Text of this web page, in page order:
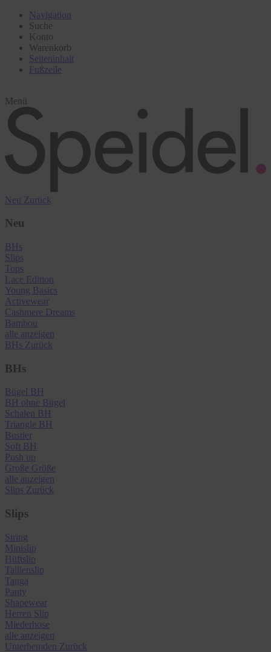
Navigation
Suche
Konto
Warenkorb
Seiteninhalt
Fußzeile
Menü
Neu Zurück
Neu
BHs
Slips
Tops
Lace Edition
Young Basics
Activewear
Cashmere Dreams
Bambou
alle anzeigen
BHs Zurück
BHs
Bügel BH
BH ohne Bügel
Schalen BH
Triangle BH
Bustier
Soft BH
Push up
Große Größe
alle anzeigen
Slips Zurück
Slips
String
Minislip
Hüftslip
Taillenslip
Tanga
Panty
Shapewear
Herren Slip
Miederhose
alle anzeigen
Unterhemden Zurück